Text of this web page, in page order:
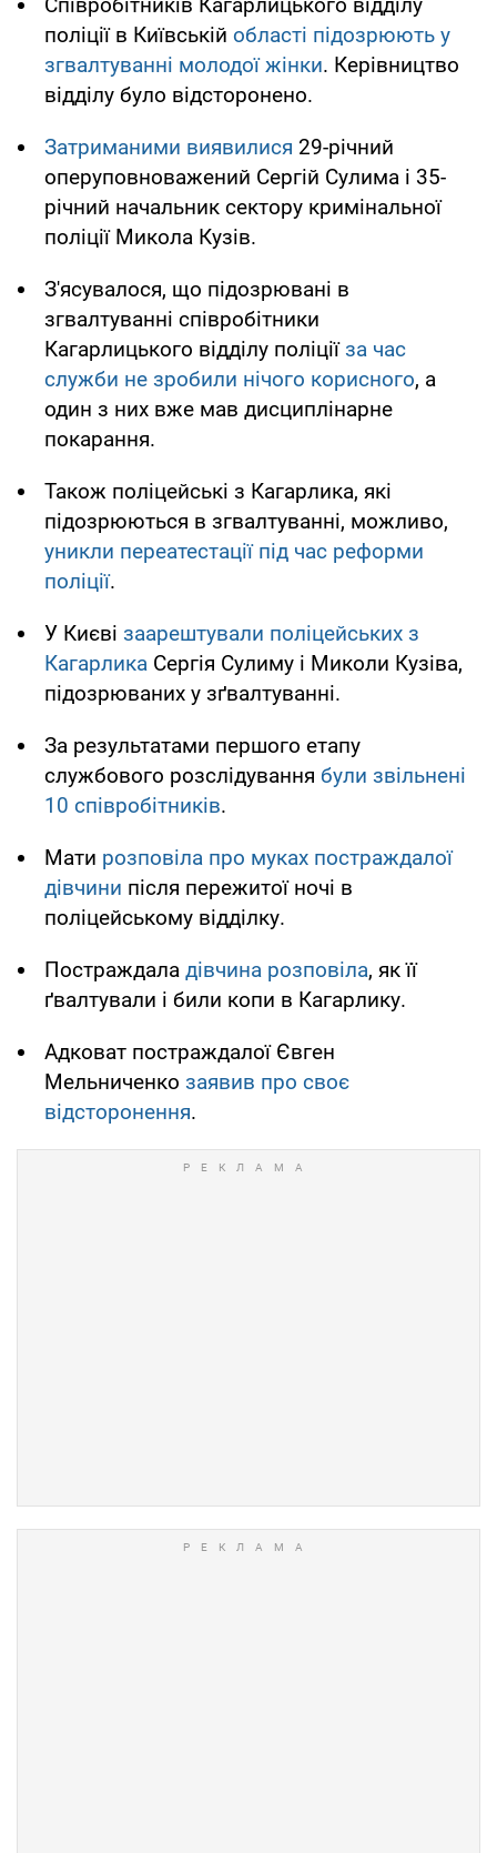
поліції в Київській області підозрюють у
згвалтуванні молодої жінки. Керівництво
відділу було відсторонено.
Затриманими виявилися 29-річний
оперуповноважений Сергій Сулима і 35-
річний начальник сектору кримінальної
поліції Микола Кузів.
З'ясувалося, що підозрювані в
згвалтуванні співробітники
Кагарлицького відділу поліціїза час
служби не зробили нічого корисного, а
один з них вже мав дисциплінарне
покарання.
Також поліцейські з Кагарлика, які
підозрюються в згвалтуванні, можливо,
уникли переатестації під час реформи
поліції.
У Києві заарештували поліцейських з
Кагарлика Сергія Сулиму і Миколи Кузіва,
підозрюваних у зґвалтуванні.
За результатами першого етапу
службового розслідування були звільнені
10 співробітників.
Мати розповіла про муках постраждалої
дівчини після пережитої ночі в
поліцейському відділку.
Постраждала дівчина розповіла, як її
ґвалтували і били копи в Кагарлику.
Адковат постраждалої Євген
Мельниченко заявив про своє
відсторонення.